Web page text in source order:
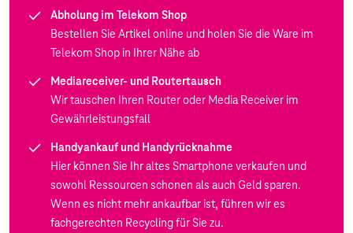
Abholung im Telekom Shop
Bestellen Sie Artikel online und holen Sie die Ware im
Telekom Shop in Ihrer Nähe ab
Mediareceiver- und Routertausch
Wir tauschen Ihren Router oder Media Receiver im
Gewährleistungsfall
Handyankauf und Handyrücknahme
Hier können Sie Ihr altes Smartphone verkaufen und
sowohl Ressourcen schonen als auch Geld sparen.
Wenn es nicht mehr ankaufbar ist, führen wir es
fachgerechten Recycling für Sie zu.